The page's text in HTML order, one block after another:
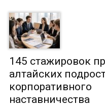
145 стажировок
алтайских
корпоративного
наставничества